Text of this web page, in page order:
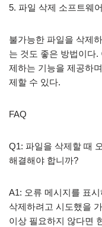
5. 파일 삭제 소프트웨
불가능한 파일을 삭제
는 것도 좋은 방법이다
제하는 기능을 제공하
제할 수 있다.
FAQ
Q1: 파일을 삭제할 때
해결해야 합니까?
A1: 오류 메시지를 표
삭제하려고 시도했을
이상 필요하지 않다면